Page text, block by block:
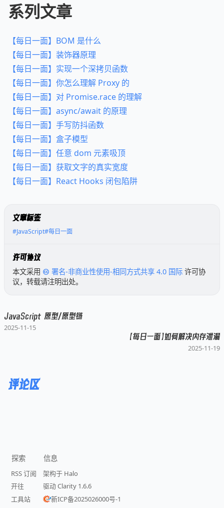
系列文章
【每日一面】BOM 是什么
【每日一面】装饰器原理
【每日一面】实现一个深拷贝函数
【每日一面】你怎么理解 Proxy 的
【每日一面】对 Promise.race 的理解
【每日一面】async/await 的原理
【每日一面】手写防抖函数
【每日一面】盒子模型
【每日一面】任意 dom 元素吸顶
【每日一面】获取文字的真实宽度
【每日一面】React Hooks 闭包陷阱
文章标签
#JavaScript#每日一面
许可协议
本文采用 署名-非商业性使用-相同方式共享 4.0 国际 许可协
议，转载请注明出处。
JavaScript 原型／原型链
2025-11-15
【每日一面】如何解决内存泄漏
2025-11-19
评论区
探索
RSS 订阅
开往
工具站
信息
架构于 Halo
驱动 Clarity 1.6.6
新ICP备2025026000号-1